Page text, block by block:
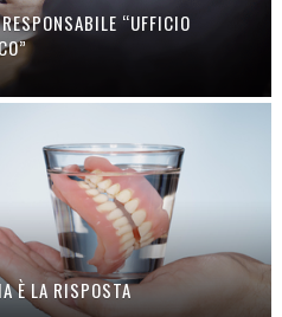
“UFFICIO
È LA RISPOSTA